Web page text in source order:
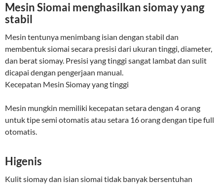
Mesin Siomai menghasilkan siomay yang
stabil
Mesin tentunya menimbang isian dengan stabil dan
membentuk siomai secara presisi dari ukuran tinggi, diameter,
dan berat siomay. Presisi yang tinggi sangat lambat dan sulit
dicapai dengan pengerjaan manual.
Kecepatan Mesin Siomay yang tinggi
Mesin mungkin memiliki kecepatan setara dengan 4 orang
untuk tipe semi otomatis atau setara 16 orang dengan tipe full
otomatis.
Higenis
Kulit siomay dan isian siomai tidak banyak bersentuhan